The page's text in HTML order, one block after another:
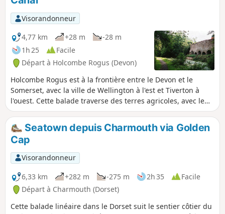
ensemble fait 18 km, avec la possibilité
de marcher plus loin. Elle fait
également partie du réseau cyclable
national, offrant ainsi une autre option
pour explorer la région. Il est possible
de commencer la promenade à partir
d'un petit parking, voir « Informations
pratiques ».
Visorandonneur
4,77 km
+28 m
-28 m
1h 25
Facile
Départ à Holcombe Rogus (Devon)
Holcombe Rogus est à la frontière entre le Devon et le
Somerset, avec la ville de Wellington à l'est et Tiverton à
l'ouest. Cette balade traverse des terres agricoles, avec le
Grand Western Canal tout près et les Blackdown Hills au
sud. Seatown depuis Charmouth via Golden
Cap
Visorandonneur
6,33 km
+282 m -275 m 2h 35
Facile
Départ à Charmouth (Dorset)
Cette balade linéaire dans le Dorset suit le sentier côtier du